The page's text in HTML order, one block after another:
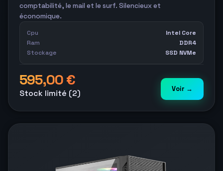
comptabilité, le mail et le surf. Silencieux et
économique.
Cpu
Intel Core
Ram
DDR4
Stockage
SSD NVMe
595,00 €
Stock limité (2) Voir →